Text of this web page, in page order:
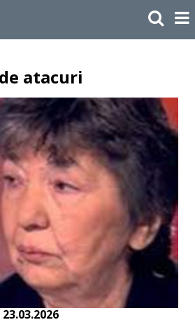
atacuri
23.03.2026